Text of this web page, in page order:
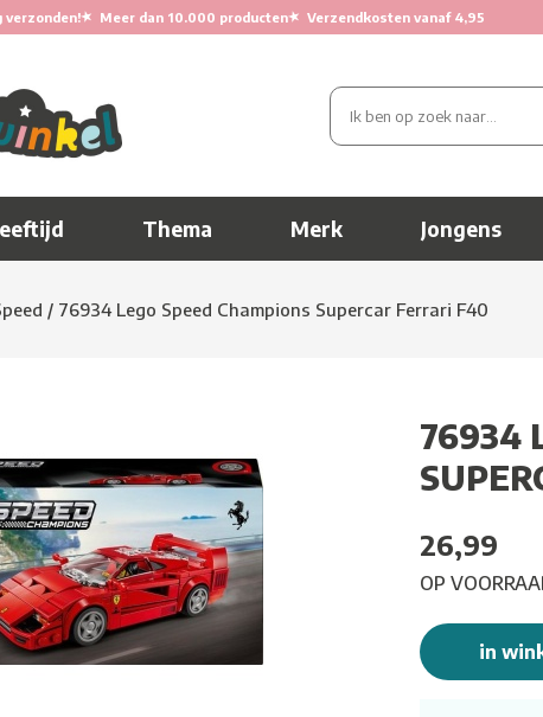
verzonden!★ Meer dan 10.000 producten★ Verzendkosten vanaf 4,95
Thema Merk Jongens
/ 76934 Lego Speed Champions Supercar Ferrari F40
76934
26,99
OP
in